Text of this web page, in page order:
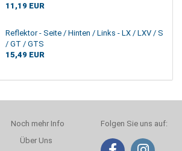
11,19 EUR
Reflektor - Seite / Hinten / Links - LX / LXV / S
/ GT / GTS
15,49 EUR
Noch mehr Info
Über Uns
Folgen Sie uns auf: